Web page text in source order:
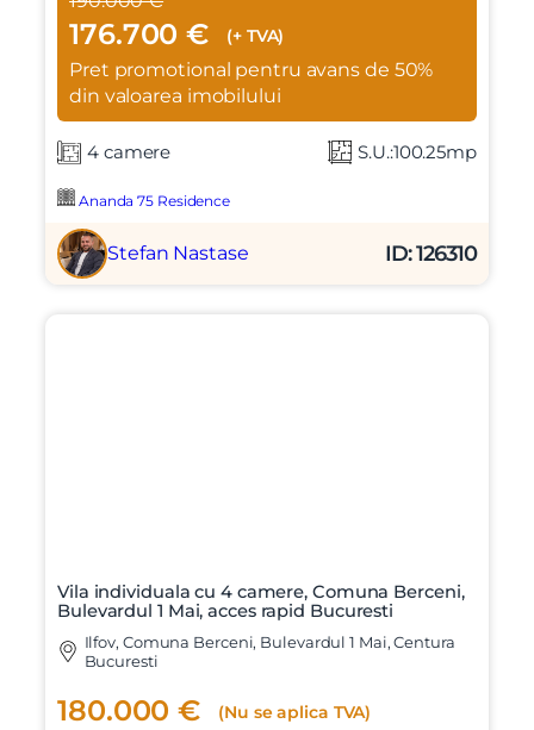
176.700 € (+ TVA)
Pret promotional pentru avans de 50%
din valoarea imobilului
4 camere S.U.:100.25mp
Ananda 75 Residence
Stefan Nastase ID: 126310
Vila individuala cu 4 camere, Comuna Berceni,
Bulevardul 1 Mai, acces rapid Bucuresti
Ilfov, Comuna Berceni, Bulevardul 1 Mai, Centura
Bucuresti
180.000 € (Nu se aplica TVA)